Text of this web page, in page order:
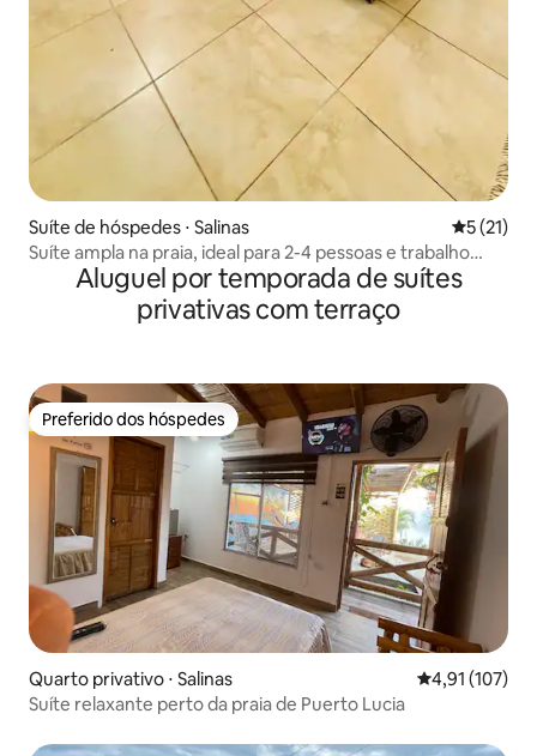
Suíte de hóspedes ⋅ Salinas 5 de uma
5 (21)
Suíte ampla na praia, ideal para 2-4 pessoas e trabalho
remotoAluguel por temporada de suítes
privativas com terraço
Preferido dos hóspedes
Preferido dos hóspedes
Quarto privativo ⋅ Salinas 4,91 de uma
4,91 (107)
Suíte relaxante perto da praia de Puerto Lucia